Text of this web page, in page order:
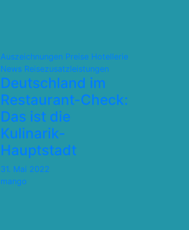
Auszeichnungen Preise Hotellerie
News Reisezusatzleistungen
Deutschland im
Restaurant-Check:
Das ist die
Kulinarik-
Hauptstadt
31. Mai 2022
mango